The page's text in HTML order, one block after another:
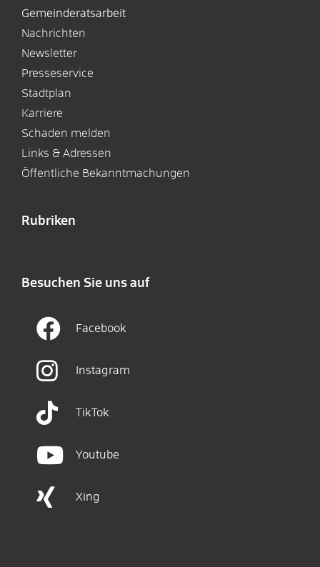
Gemeinderatsarbeit
Nachrichten
Newsletter
Presseservice
Stadtplan
Karriere
Schaden melden
Links & Adressen
Öffentliche Bekanntmachungen
Rubriken
Besuchen Sie uns auf
Facebook
Instagram
TikTok
Youtube
Xing